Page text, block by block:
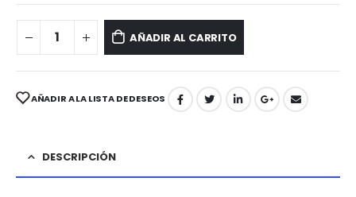
AÑADIR AL CARRITO
AÑADIR A LA LISTA DE DESEOS
DESCRIPCIÓN